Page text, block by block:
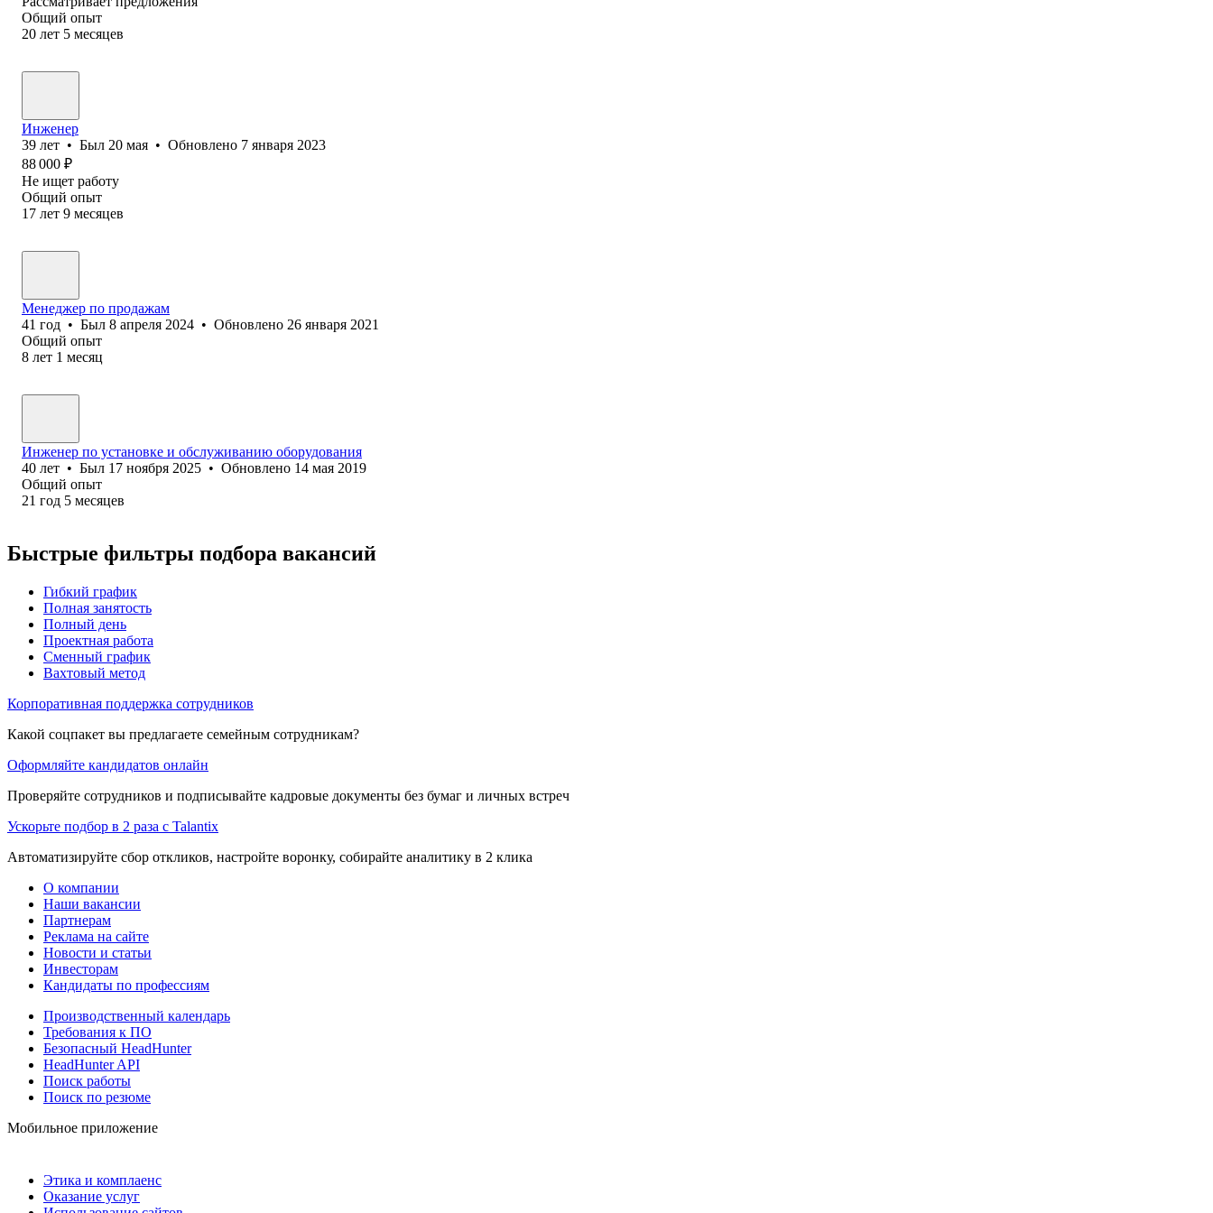
Общий опыт
20 лет 5 месяцев
Инженер
39 лет • Был 20 мая • Обновлено 7 января 2023
88 000 ₽
Не ищет работу
Общий опыт
17 лет 9 месяцев
Менеджер по продажам
41 год • Был 8 апреля 2024 • Обновлено 26 января 2021
Общий опыт
8 лет 1 месяц
Инженер по установке и обслуживанию оборудования
40 лет • Был 17 ноября 2025 • Обновлено 14 мая 2019
Общий опыт
21 год 5 месяцев
Быстрые фильтры подбора вакансий
Гибкий график
Полная занятость
Полный день
Проектная работа
Сменный график
Вахтовый метод
Корпоративная поддержка сотрудников
Какой соцпакет вы предлагаете семейным сотрудникам?
Оформляйте кандидатов онлайн
Проверяйте сотрудников и подписывайте кадровые документы без бумаг и личных встреч
Ускорьте подбор в 2 раза с Talantix
Автоматизируйте сбор откликов, настройте воронку, собирайте аналитику в 2 клика
О компании
Наши вакансии
Партнерам
Реклама на сайте
Новости и статьи
Инвесторам
Кандидаты по профессиям
Производственный календарь
Требования к ПО
Безопасный HeadHunter
HeadHunter API
Поиск работы
Поиск по резюме
Мобильное приложение
Этика и комплаенс
Оказание услуг